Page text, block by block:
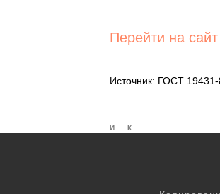
Перейти на сайт
Источник: ГОСТ
И К